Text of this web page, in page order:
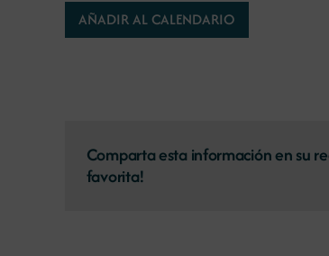
AÑADIR AL CALENDARIO
Comparta esta información en su
favorita!